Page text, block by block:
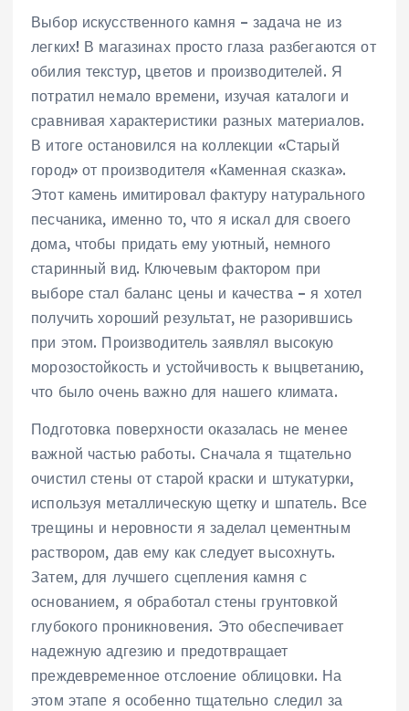
Выбор искусственного камня – задача не из
легких! В магазинах просто глаза разбегаются от
обилия текстур, цветов и производителей. Я
потратил немало времени, изучая каталоги и
сравнивая характеристики разных материалов.
В итоге остановился на коллекции «Старый
город» от производителя «Каменная сказка».
Этот камень имитировал фактуру натурального
песчаника, именно то, что я искал для своего
дома, чтобы придать ему уютный, немного
старинный вид. Ключевым фактором при
выборе стал баланс цены и качества – я хотел
получить хороший результат, не разорившись
при этом. Производитель заявлял высокую
морозостойкость и устойчивость к выцветанию,
что было очень важно для нашего климата.
Подготовка поверхности оказалась не менее
важной частью работы. Сначала я тщательно
очистил стены от старой краски и штукатурки,
используя металлическую щетку и шпатель. Все
трещины и неровности я заделал цементным
раствором, дав ему как следует высохнуть.
Затем, для лучшего сцепления камня с
основанием, я обработал стены грунтовкой
глубокого проникновения. Это обеспечивает
надежную адгезию и предотвращает
преждевременное отслоение облицовки. На
этом этапе я особенно тщательно следил за